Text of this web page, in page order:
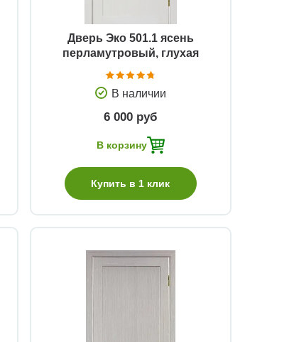
Дверь Эко 501.1 ясень
перламутровый, глухая
В наличии
6 000 руб
В корзину
Купить в 1 клик